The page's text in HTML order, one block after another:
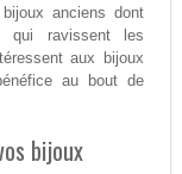
anciens dont
qui ravissent les
aux bijoux
au bout de
bijoux